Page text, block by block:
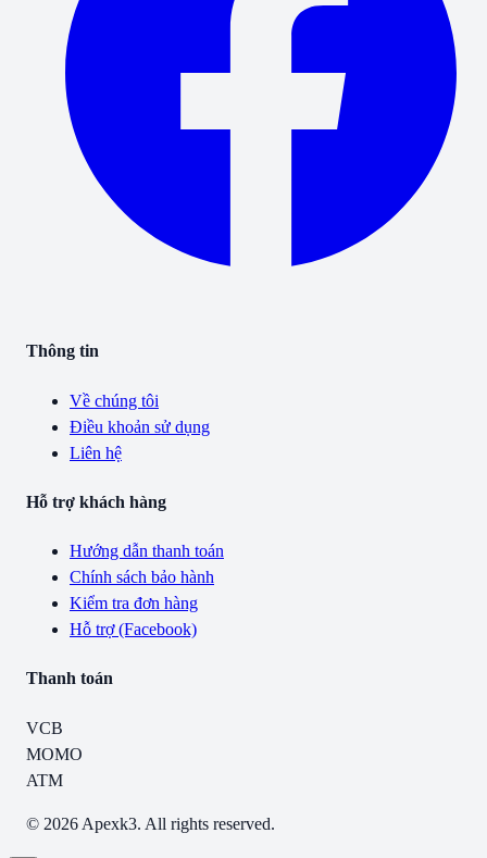
Thông tin
Về chúng tôi
Điều khoản sử dụng
Liên hệ
Hỗ trợ khách hàng
Hướng dẫn thanh toán
Chính sách bảo hành
Kiểm tra đơn hàng
Hỗ trợ (Facebook)
Thanh toán
VCB
MOMO
ATM
© 2026 Apexk3. All rights reserved.